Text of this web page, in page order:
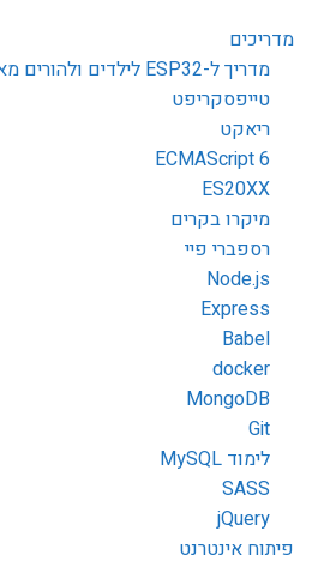
מדריכים
מדריך ל-ESP32 לילדים ולהורים מאפס
טייפסקריפט
ריאקט
ECMAScript 6
ES20XX
מיקרו בקרים
רספברי פיי
Node.js
Express
Babel
docker
MongoDB
Git
לימוד MySQL
SASS
jQuery
פיתוח אינטרנט